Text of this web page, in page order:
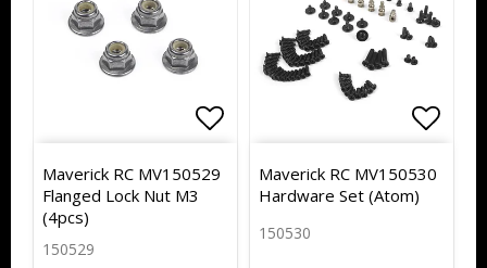
Lägg till i favoritlistan
Lägg till i favoritlistan
Maverick RC MV150529
Flanged Lock Nut M3
(4pcs)
150529
Lägg
Lägg
Maverick RC MV150530
Hardware Set (Atom)
150530